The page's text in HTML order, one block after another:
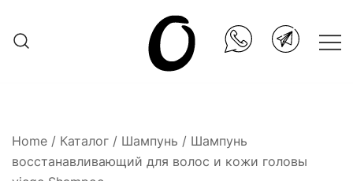
content
Home / Каталог / Шампунь / Шампунь
восстанавливающий для волос и кожи головы